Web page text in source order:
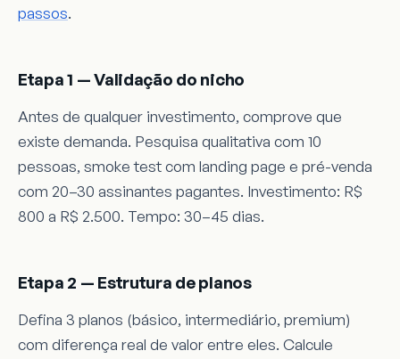
passos.
Etapa 1 — Validação do nicho
Antes de qualquer investimento, comprove que
existe demanda. Pesquisa qualitativa com 10
pessoas, smoke test com landing page e pré-venda
com 20–30 assinantes pagantes. Investimento: R$
800 a R$ 2.500. Tempo: 30–45 dias.
Etapa 2 — Estrutura de planos
Defina 3 planos (básico, intermediário, premium)
com diferença real de valor entre eles. Calcule